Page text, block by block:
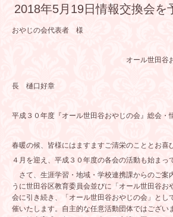
2018年5月19日情報交換会を
おやじの会代表者 様
オール世田谷おや
長 樋口好章
平成３０年度『オール世田谷おやじの会』総会・
春暖の候、皆様にはますますご清栄のこととお喜
４月を迎え、平成３０年度の各会の活動も始まっ
さて、生涯学習・地域・学校連携課からのご案
うに世田谷区教育委員会並びに「オール世田谷お
会に引き続き、「オール世田谷おやじの会」とし
催いたします。自主的な任意活動団体ではござい